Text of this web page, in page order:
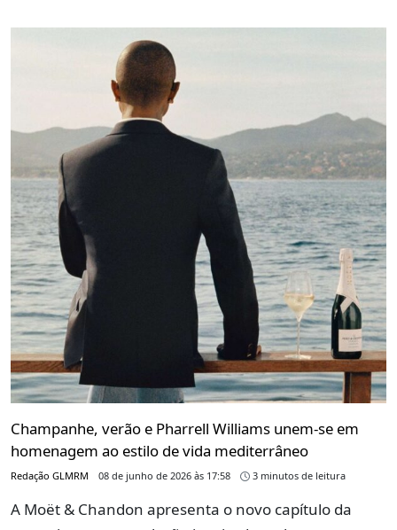
Champanhe, verão e Pharrell Williams unem-se em
homenagem ao estilo de vida mediterrâneo
Redação GLMRM 08 de junho de 2026 às 17:58 3 minutos de leitura
A Moët & Chandon apresenta o novo capítulo da